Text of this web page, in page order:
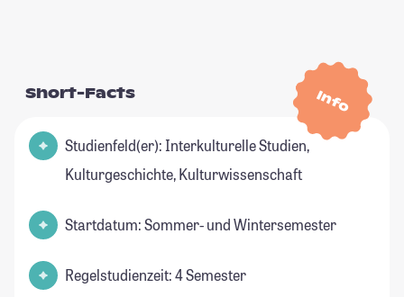
Info
Short-Facts
Studienfeld(er): Interkulturelle Studien,
Kulturgeschichte, Kulturwissenschaft
Startdatum: Sommer- und Wintersemester
Regelstudienzeit: 4 Semester